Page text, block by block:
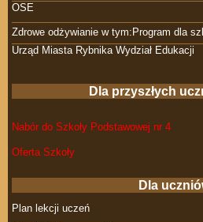
OSE
Zdrowe odżywianie w tym:Program dla
Urząd Miasta Rybnika Wydział Edukacji
Dla przyszłych
Nabór do Szkoły Podstawowej nr 4
Oferta Szkoły
Dla
Plan lekcji uczeń